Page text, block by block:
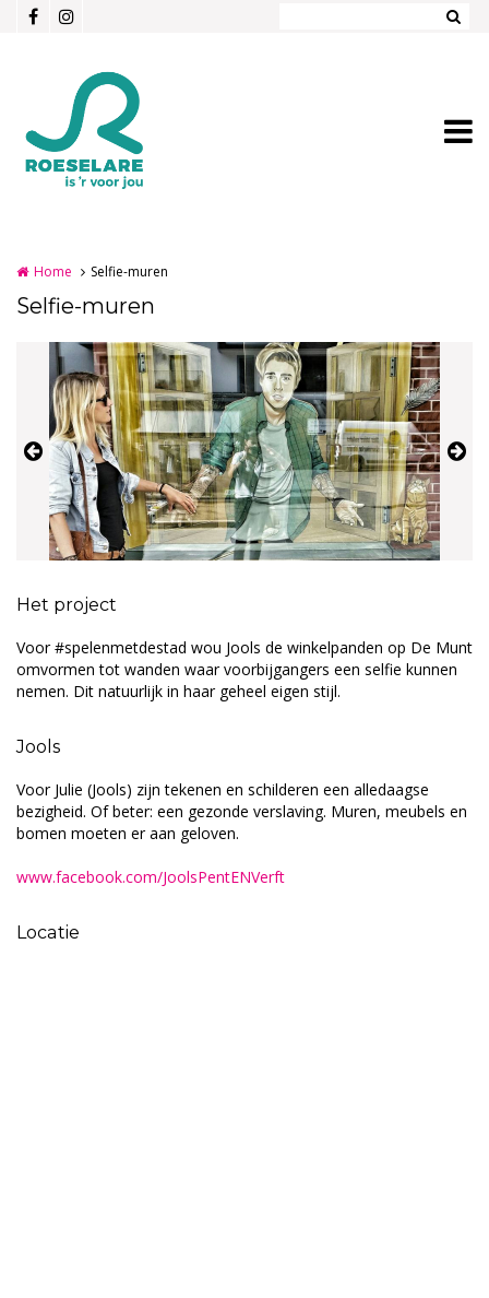
Overslaan en naar de inhoud gaan
Home Selfie-muren
Selfie-muren
Het project
Voor #spelenmetdestad wou Jools de winkelpanden op De Munt
omvormen tot wanden waar voorbijgangers een selfie kunnen
nemen. Dit natuurlijk in haar geheel eigen stijl.​
Jools
Voor Julie (Jools) zijn tekenen en schilderen een alledaagse
bezigheid. Of beter: een gezonde verslaving. Muren, meubels en
bomen moeten er aan geloven.
www.facebook.com/JoolsPentENVerft​
Locatie